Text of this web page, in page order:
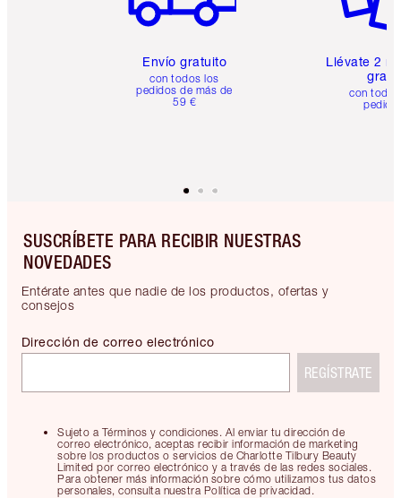
Envío gratuito
con todos los
pedidos de más de
59 €
Llévate 2
gratis
con
SUSCRÍBETE PARA RECIBIR NUESTRAS
NOVEDADES
Entérate antes que nadie de los productos, ofertas y
consejos
Sujeto a Términos y condiciones. Al enviar tu dirección de
correo electrónico, aceptas recibir información de marketing
sobre los productos o servicios de Charlotte Tilbury Beauty
Limited por correo electrónico y a través de las redes sociales.
Para obtener más información sobre cómo utilizamos tus datos
personales, consulta nuestra Política de privacidad.
Dirección de correo electrónico
REGÍSTRATE